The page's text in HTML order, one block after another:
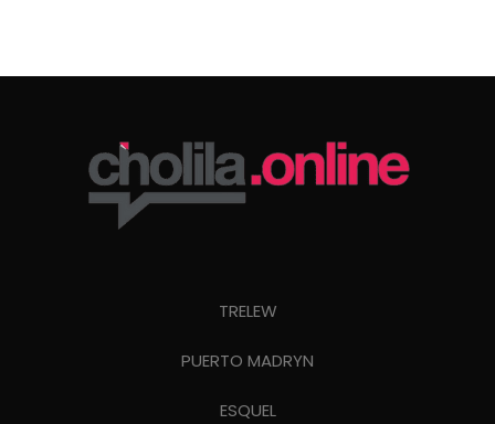
TRELEW
PUERTO MADRYN
ESQUEL